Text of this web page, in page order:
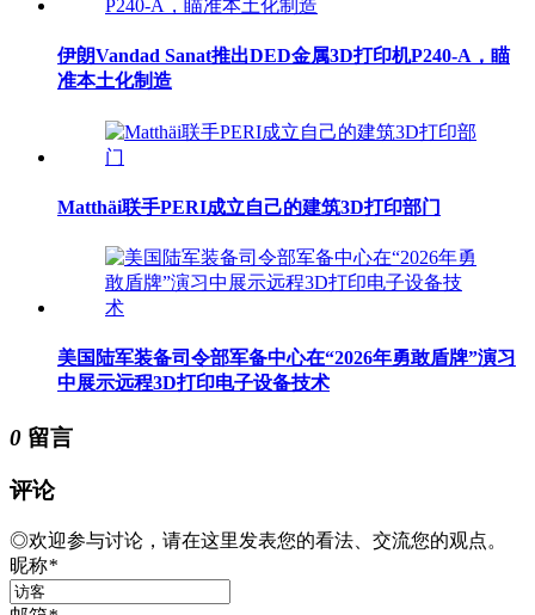
伊朗Vandad Sanat推出DED金属3D打印机P240-A，瞄
准本土化制造
Matthäi联手PERI成立自己的建筑3D打印部门
美国陆军装备司令部军备中心在“2026年勇敢盾牌”演习
中展示远程3D打印电子设备技术
0 留言
评论
◎欢迎参与讨论，请在这里发表您的看法、交流您的观点。
昵称*